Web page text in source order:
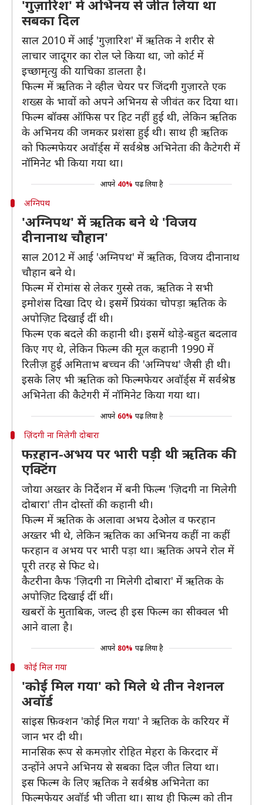
'गुज़ारिश' में अभिनय से जीत लिया था
सबका दिल
साल 2010 में आई 'गुज़ारिश' में ऋतिक ने शरीर से
लाचार जादूगर का रोल प्ले किया था, जो कोर्ट में
इच्छामृत्यु की याचिका डालता है।
फिल्म में ऋतिक ने व्हील चेयर पर जिंदगी गुज़ारते एक
शख्स के भावों को अपने अभिनय से जीवंत कर दिया था।
फिल्म बॉक्स ऑफिस पर हिट नहीं हुई थी, लेकिन ऋतिक
के अभिनय की जमकर प्रशंसा हुई थी। साथ ही ऋतिक
को फिल्मफेयर अवॉर्ड्स में सर्वश्रेष्ठ अभिनेता की कैटेगरी में
नॉमिनेट भी किया गया था।
आपने 40% पढ़ लिया है
अग्निपथ
'अग्निपथ' में ऋतिक बने थे 'विजय
दीनानाथ चौहान'
साल 2012 में आई 'अग्निपथ' में ऋतिक, विजय दीनानाथ
चौहान बने थे।
फिल्म में रोमांस से लेकर गुस्से तक, ऋतिक ने सभी
इमोशंस दिखा दिए थे। इसमें प्रियंका चोपड़ा ऋतिक के
अपोज़िट दिखाईं दीं थी।
फिल्म एक बदले की कहानी थी। इसमें थोड़े-बहुत बदलाव
किए गए थे, लेकिन फिल्म की मूल कहानी 1990 में
रिलीज़ हुई अमिताभ बच्चन की 'अग्निपथ' जैसी ही थी।
इसके लिए भी ऋतिक को फिल्मफेयर अवॉर्ड्स में सर्वश्रेष्ठ
अभिनेता की कैटेगरी में नॉमिनेट किया गया था।
आपने 60% पढ़ लिया है
ज़िंदगी ना मिलेगी दोबारा
फऱहान-अभय पर भारी पड़ी थी ऋतिक की
एक्टिंग
जोया अख्तर के निर्देशन में बनी फिल्म 'ज़िदगी ना मिलेगी
दोबारा' तीन दोस्तों की कहानी थी।
फिल्म में ऋतिक के अलावा अभय देओल व फरहान
अख्तर भी थे, लेकिन ऋतिक का अभिनय कहीं ना कहीं
फरहान व अभय पर भारी पड़ा था। ऋतिक अपने रोल में
पूरी तरह से फिट थे।
कैटरीना कैफ 'ज़िदगी ना मिलेगी दोबारा' में ऋतिक के
अपोज़िट दिखाई दीं थीं।
खबरों के मुताबिक, जल्द ही इस फिल्म का सीक्वल भी
आने वाला है।
आपने 80% पढ़ लिया है
कोई मिल गया
'कोई मिल गया' को मिले थे तीन नेशनल
अवॉर्ड
सांइस फ़िक्शन 'कोई मिल गया' ने ऋतिक के करियर में
जान भर दी थी।
मानसिक रूप से कमज़ोर रोहित मेहरा के किरदार में
उन्होंने अपने अभिनय से सबका दिल जीत लिया था।
इस फिल्म के लिए ऋतिक ने सर्वश्रेष्ठ अभिनेता का
फिल्मफेयर अवॉर्ड भी जीता था। साथ ही फिल्म को तीन